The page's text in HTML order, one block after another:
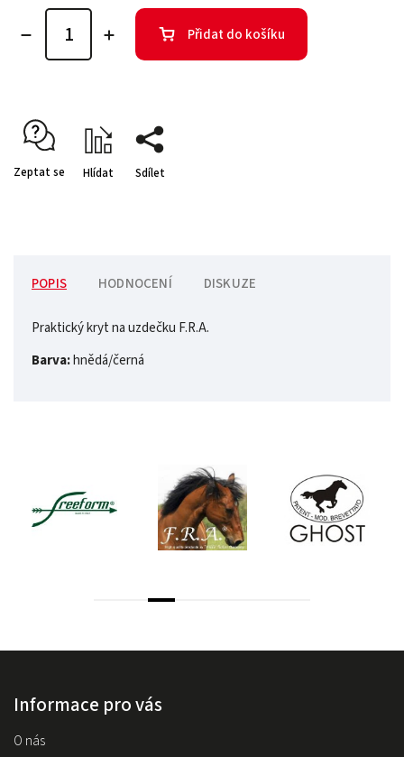
Přidat do košíku
Zeptat se Hlídat Sdílet
POPIS HODNOCENÍ DISKUZE
Praktický kryt na uzdečku F.R.A.
Barva:hnědá/černá
Informace pro vás
O nás